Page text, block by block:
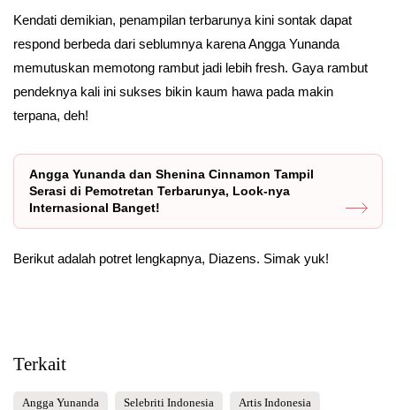
Kendati demikian, penampilan terbarunya kini sontak dapat
respond berbeda dari seblumnya karena Angga Yunanda
memutuskan memotong rambut jadi lebih fresh. Gaya rambut
pendeknya kali ini sukses bikin kaum hawa pada makin
terpana, deh!
Angga Yunanda dan Shenina Cinnamon Tampil
Serasi di Pemotretan Terbarunya, Look-nya
Internasional Banget!
Berikut adalah potret lengkapnya, Diazens. Simak yuk!
Terkait
Angga Yunanda Selebriti Indonesia Artis Indonesia